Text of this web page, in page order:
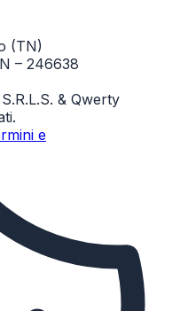
(TN)
– 246638
& Qwerty
e